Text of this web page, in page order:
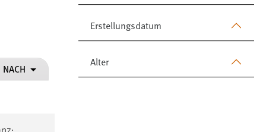
Erstellungsdatum
Alter
NACH